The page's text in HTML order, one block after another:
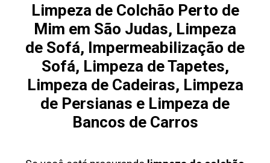
Limpeza de Colchão Perto de
Mim em São Judas, Limpeza
de Sofá, Impermeabilização de
Sofá, Limpeza de Tapetes,
Limpeza de Cadeiras, Limpeza
de Persianas e Limpeza de
Bancos de Carros